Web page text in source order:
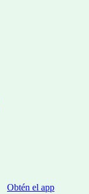
Obtén el app